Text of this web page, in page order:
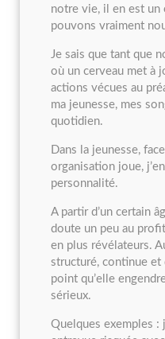
notre vie, il en est un
pouvons vraiment
Je sais que tant que
où un cerveau met à
actions vécues au
ma jeunesse, mes
quotidien.
Dans la jeunesse,
organisation joue,
personnalité.
A partir d’un certain
doute un peu au
en plus révélateurs.
structuré, continue et
point qu’elle
sérieux.
Quelques exemples :